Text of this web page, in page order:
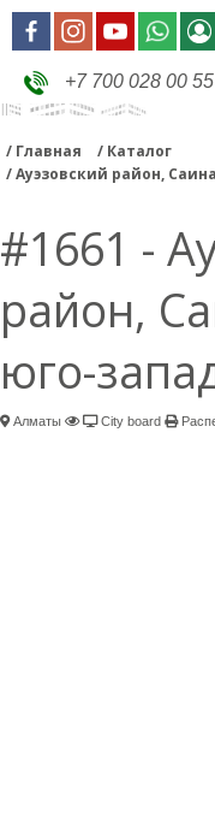
+7 700 028 00 55
Главная
Каталог
Ауэзовский район,
#1661 -
район,
юго-
Алматы City board